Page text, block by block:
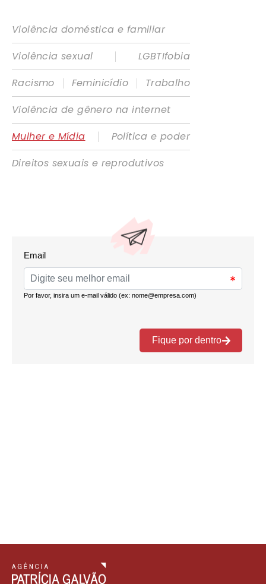
Violência doméstica e familiar
Violência sexual
|
LGBTIfobia
Racismo
| Feminicídio |
Trabalho
Violência de gênero na internet
Mulher e Mídia
|
Política e poder
Direitos sexuais e reprodutivos